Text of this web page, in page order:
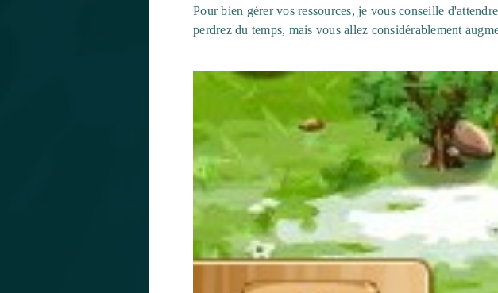
Pour bien gérer vos ressources, je vous conseille
perdrez du temps, mais vous allez considérablement